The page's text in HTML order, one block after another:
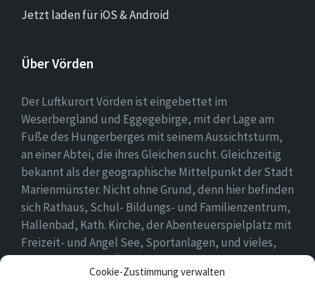
Cookie-Zustimmung verwalten
Jetzt laden für iOS & Android
Über Vörden
Der Luftkurort Vörden ist eingebettet im
Weserbergland und Eggegebirge, mit der Lage am
Fuße des Hungerberges mit seinem Aussichtsturm,
an einer Abtei, die ihres Gleichen sucht. Gleichzeitig
bekannt als der geographische Mittelpunkt der Stadt
Marienmünster. Nicht ohne Grund, denn hier befinden
sich Rathaus, Schul- Bildungs- und Familienzentrum,
Hallenbad, Kath. Kirche, der Abenteuerspielplatz mit
Freizeit- und Angel See, Sportanlagen, und vieles,
vieles mehr. Einen Überblick findet ihr hier auf
unserer Webseite..